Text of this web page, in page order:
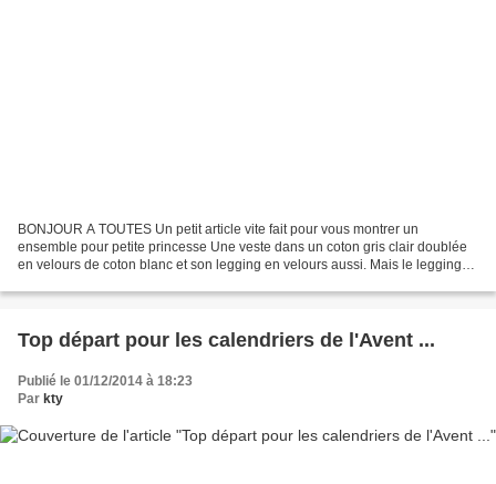
BONJOUR A TOUTES Un petit article vite fait pour vous montrer un
ensemble pour petite princesse Une veste dans un coton gris clair doublée
en velours de coton blanc et son legging en velours aussi. Mais le legging
Top départ pour les calendriers de l'Avent ...
Publié le 01/12/2014 à 18:23
Par kty